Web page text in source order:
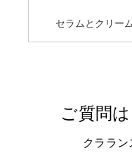
セラムとクリー
ご質問
クララン